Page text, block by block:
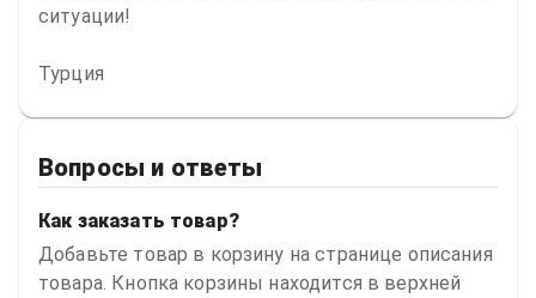
ситуации!
Турция
Вопросы и ответы
Как заказать товар?
Добавьте товар в корзину на странице описания
товара. Кнопка корзины находится в верхней